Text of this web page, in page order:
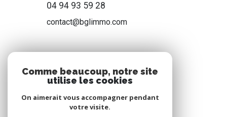
04 94 93 59 28
contact@bglimmo.com
Nous suivre
Comme beaucoup, notre site
utilise les cookies
On aimerait vous accompagner pendant
votre visite.